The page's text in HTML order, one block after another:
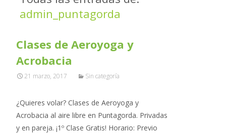
admin_puntagorda
Clases de Aeroyoga y
Acrobacia
21 marzo, 2017 Sin categoría
¿Quieres volar? Clases de Aeroyoga y
Acrobacia al aire libre en Puntagorda. Privadas
y en pareja. ¡1º Clase Gratis! Horario: Previo